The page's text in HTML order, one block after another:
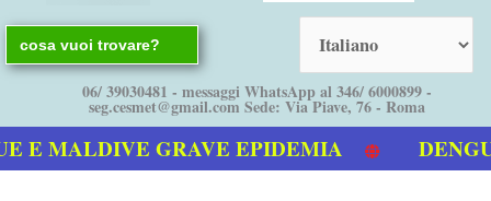
Search
for:
06/ 39030481 - messaggi WhatsApp al 346/ 6000899 -
seg.cesmet@gmail.com Sede: Via Piave, 76 - Roma
MALDIVE GRAVE EPIDEMIA